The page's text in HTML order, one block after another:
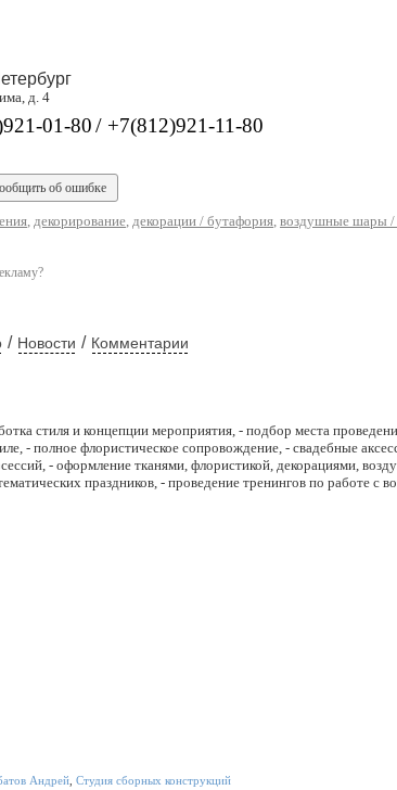
д. 4
01-80/ +7(812)921-11-80
об ошибке
, декорирование, декорации / бутафория, воздушные шары /
/ Новости / Комментарии
стиля и концепции мероприятия, - подбор места
- полное флористическое сопровождение, - свадебные
- оформление тканями, флористикой, декорациями,
праздников, - проведение тренингов по работе
Андрей Студия сборных конструкций